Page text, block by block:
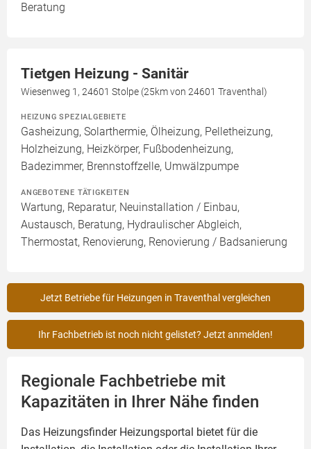
Beratung
Tietgen Heizung - Sanitär
Wiesenweg 1, 24601 Stolpe (25km von 24601 Traventhal)
HEIZUNG SPEZIALGEBIETE
Gasheizung, Solarthermie, Ölheizung, Pelletheizung,
Holzheizung, Heizkörper, Fußbodenheizung,
Badezimmer, Brennstoffzelle, Umwälzpumpe
ANGEBOTENE TÄTIGKEITEN
Wartung, Reparatur, Neuinstallation / Einbau,
Austausch, Beratung, Hydraulischer Abgleich,
Thermostat, Renovierung, Renovierung / Badsanierung
Jetzt Betriebe für Heizungen in Traventhal vergleichen
Ihr Fachbetrieb ist noch nicht gelistet? Jetzt anmelden!
Regionale Fachbetriebe mit
Kapazitäten in Ihrer Nähe finden
Das Heizungsfinder Heizungsportal bietet für die